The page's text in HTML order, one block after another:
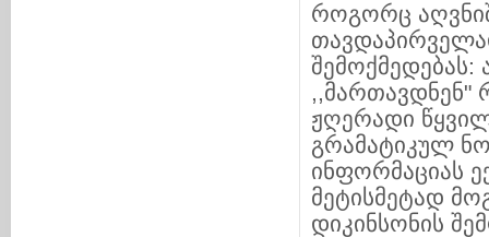
როგორც
,,მართავდნენ"
ჟღერადი
გრამატიკულ
ინფორმაციას
მეტისმეტად
დიკინსონის